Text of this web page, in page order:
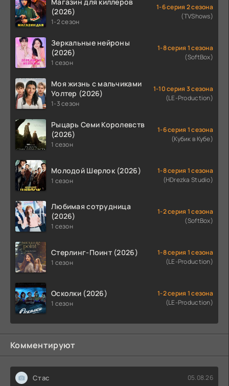
Магазин для киллеров
(2026)
1-2 сезон
1-6 серия 2 сезона
(TVShows)
Зеркальные нейроны
(2026)
1 сезон
1-8 серия 1 сезона
(SoftBox)
Моя жизнь с мальчиками
Уолтер (2026)
1-3 сезон
1-10 серия 3 сезона
(LE-Production)
Рыцарь Семи Королевств
(2026)
1 сезон
1-6 серия 1 сезона
(Кубик в Кубе)
Молодой Шерлок (2026)
1 сезон
1-8 серия 1 сезона
(HDrezka Studio)
Любимая сотрудница
(2026)
1 сезон
1-2 серия 1 сезона
(SoftBox)
Стерлинг-Поинт (2026)
1 сезон
1-8 серия 1 сезона
(LE-Production)
Осколки (2026)
1 сезон
1-2 серия 1 сезона
(LE-Production)
Комментируют
Стас 05.08.26